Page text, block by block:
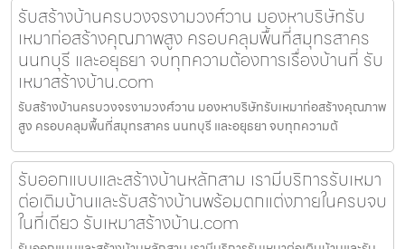
รับสร้างบ้านครบวงจรงามวงศ์วาน มองหาบริษัทรับ
เหมาก่อสร้างคุณภาพสูง ครอบคลุมพื้นที่สมุทรสาคร
นนทบุรี และอยุธยา จบทุกความต้องการเรื่องบ้านที่ รับ
เหมาสร้างบ้าน.com
รับสร้างบ้านครบวงจรงามวงศ์วาน มองหาบริษัทรับเหมาก่อสร้างคุณภาพ
สูง ครอบคลุมพื้นที่สมุทรสาคร นนทบุรี และอยุธยา จบทุกความต้
รับออกแบบและสร้างบ้านหลักสาม เรามีบริการรับเหมา
ต่อเติมบ้านและรับสร้างบ้านพร้อมตกแต่งภายในครบจบ
ในที่เดียว รับเหมาสร้างบ้าน.com